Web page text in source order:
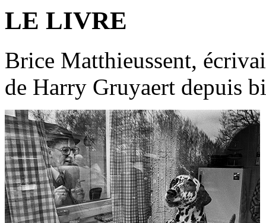
LE LIVRE
Brice Matthieussent,
de Harry Gruyaert depuis